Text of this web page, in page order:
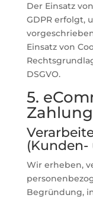
Der Einsatz
GDPR erfolgt,
Einsatz von
DSGVO.
5.
(Kunden-
Wir erheben,
Begründung,